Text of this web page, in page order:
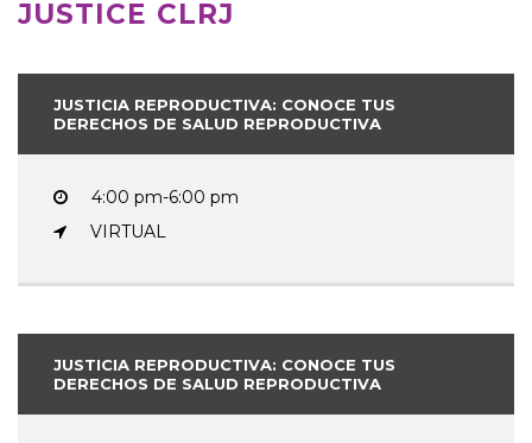
JUSTICE CLRJ
JUSTICIA REPRODUCTIVA: CONOCE TUS
DERECHOS DE SALUD REPRODUCTIVA
4:00 pm-6:00 pm
VIRTUAL
JUSTICIA REPRODUCTIVA: CONOCE TUS
DERECHOS DE SALUD REPRODUCTIVA